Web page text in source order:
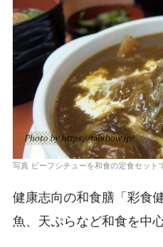
写真 ビーフシチューを和食の定食セット
健康志向の和食膳「彩食
魚、天ぷらなど和食を中